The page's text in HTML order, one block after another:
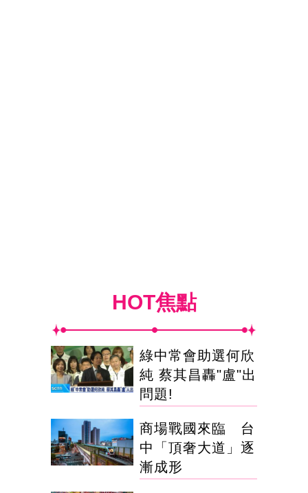
HOT焦點
綠中常會助選何欣
純 蔡其昌轟"盧"出
問題!
商場戰國來臨 台
中「頂奢大道」逐
漸成形